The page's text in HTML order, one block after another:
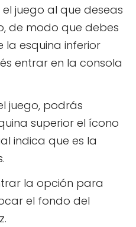
juego al que deseas
de modo que debes
la esquina inferior
entrar en la consola
juego, podrás
superior el ícono
indica que es la
la opción para
el fondo del